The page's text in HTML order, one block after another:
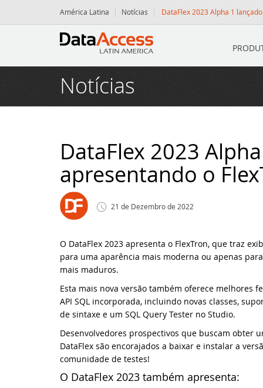
América Latina Notícias DataFlex 2023 Alpha 1
Notícias
DataFlex 2023
apresentando o
21 de Dezembrode 2022
O DataFlex 2023 apresenta o FlexTron, que traz
para uma aparência mais moderna ou apenas
mais maduros.
Esta mais nova versão também oferece melhores
API SQL incorporada, incluindo novas classes,
de sintaxe e um SQL Query Tester no Studio.
Desenvolvedores prospectivos que buscam obter
DataFlex são encorajados a baixar e instalar a
comunidade de testes!
O DataFlex 2023 também apresenta: